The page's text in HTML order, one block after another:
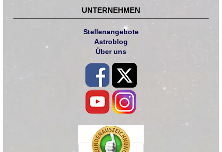
UNTERNEHMEN
Stellenangebote
Astroblog
Über uns